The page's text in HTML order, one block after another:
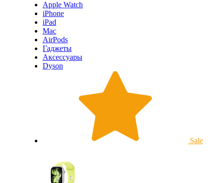
Apple Watch
iPhone
iPad
Mac
AirPods
Гаджеты
Аксессуары
Dyson
Sale